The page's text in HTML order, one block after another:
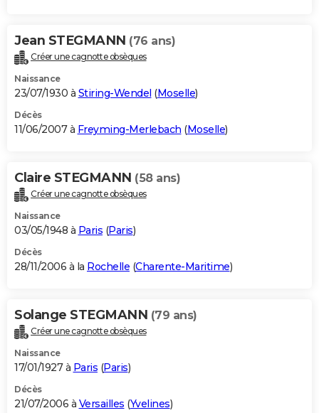
Jean STEGMANN (76 ans)
Créer une cagnotte obsèques
Naissance
23/07/1930 à Stiring-Wendel (Moselle)
Décès
11/06/2007 à Freyming-Merlebach (Moselle)
Claire STEGMANN (58 ans)
Créer une cagnotte obsèques
Naissance
03/05/1948 à Paris (Paris)
Décès
28/11/2006 à la Rochelle (Charente-Maritime)
Solange STEGMANN (79 ans)
Créer une cagnotte obsèques
Naissance
17/01/1927 à Paris (Paris)
Décès
21/07/2006 à Versailles (Yvelines)